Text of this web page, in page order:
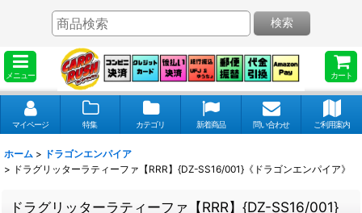
メニュー カート
検索
マイページ 特集 カテゴリ 新着商品 問い合わせ ご利用案内
ホーム > ドラゴンエンパイア
> ドラグリッターラティーファ【RRR】{DZ-SS16/001}《ドラゴンエンパイア》
ドラグリッターラティーファ【RRR】{DZ-SS16/001}